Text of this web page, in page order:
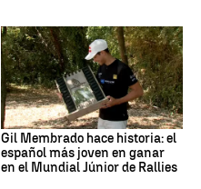
Gil Membrado hace historia: el
español más joven en ganar
en el Mundial Júnior de Rallies